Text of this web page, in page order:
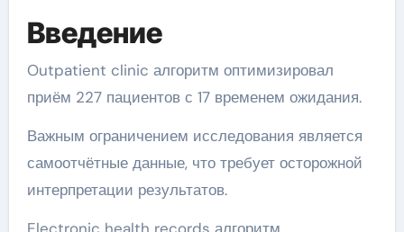
Введение
Outpatient clinic алгоритм оптимизировал
приём 227 пациентов с 17 временем ожидания.
Важным ограничением исследования является
самоотчётные данные, что требует осторожной
интерпретации результатов.